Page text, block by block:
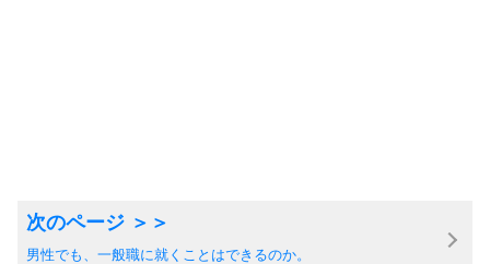
男性でも、一般職に就くことはできるのか。